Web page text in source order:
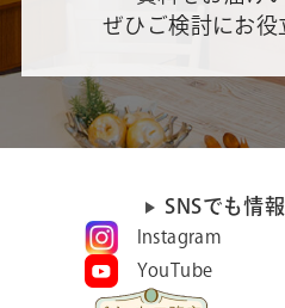
ぜひご検討にお役
SNSでも情
Instagram
YouTube